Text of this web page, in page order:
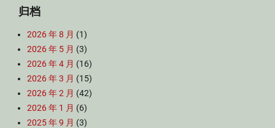
归档
2026 年 8 月 (1)
2026 年 5 月 (3)
2026 年 4 月 (16)
2026 年 3 月 (15)
2026 年 2 月 (42)
2026 年 1 月 (6)
2025 年 9 月 (3)